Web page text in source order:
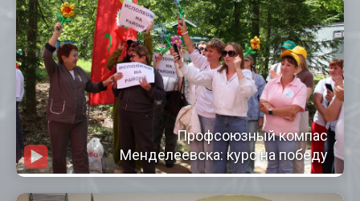
Профсоюзный компас
Менделеевска: курс на победу